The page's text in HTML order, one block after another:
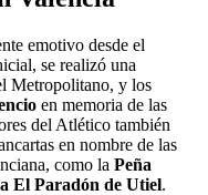
emotivo desde el
se realizó una
Metropolitano, y los
en memoria de las
del Atlético también
en nombre de las
como la Peña
El Paradón de Utiel.